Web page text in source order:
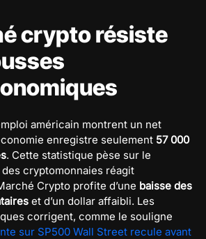
crypto résiste
américain montrent un net
enregistre seulement 57 000
. Cette statistique pèse sur le
des cryptomonnaies réagit
Crypto profite d’une baisse des
et d’un dollar affaibli. Les
corrigent, comme le souligne
sur SP500 Wall Street recule avant